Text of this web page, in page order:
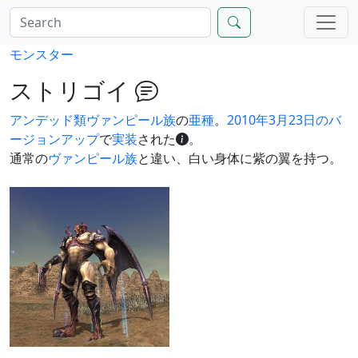
モンスター
ストリゴイ
アンデッド類ヴァンピール族の亜種。 2010年3月23日のバ
ージョンアップで実装された
。
通常のヴァンピール族と違い、白い身体に紫の翼を持つ。